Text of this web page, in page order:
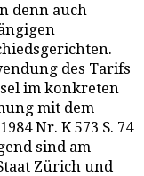
denn auch
des Tarifs
im konkreten
mit dem
Nr. K 573 S. 74
sind am
Zürich und